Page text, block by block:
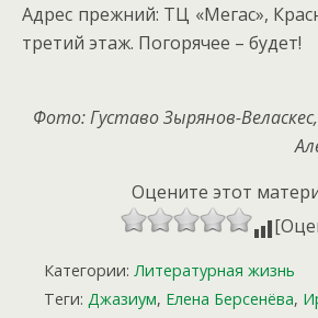
Адрес прежний: ТЦ «Мегас»,
третий этаж. Погорячее – будет!
Фото: Густаво Зырянов-
Оцените этот
Категории: Литературная жизнь
Теги: Джазиум, Елена Берсенёва,